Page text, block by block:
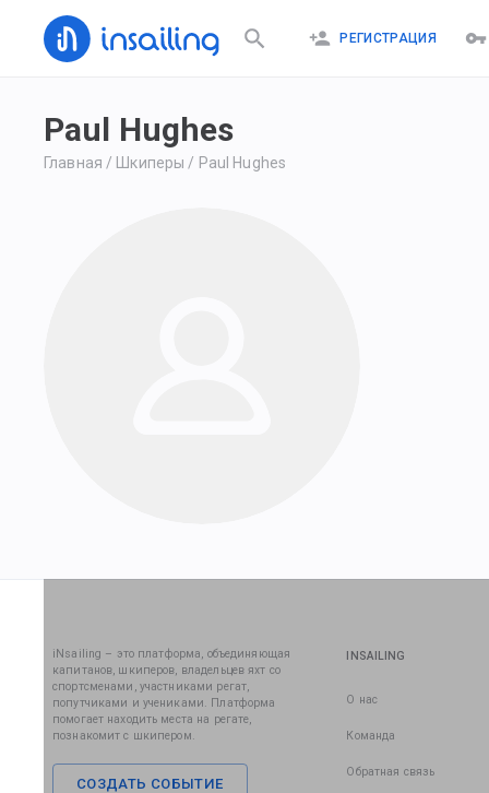
РЕГИСТРАЦИЯ
Paul Hughes
Главная / Шкиперы / Paul Hughes
iNsailing – это платформа, объединяющая
капитанов, шкиперов, владельцев яхт со
спортсменами, участниками регат,
попутчиками и учениками. Платформа
помогает находить места на регате,
познакомит с шкипером.
СОЗДАТЬ СОБЫТИЕ
INSAILING
О нас
Команда
Обратная связь